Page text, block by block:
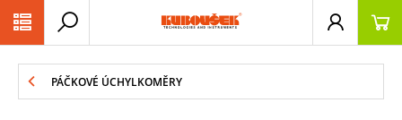
PÁČKOVÉ ÚCHYLKOMĚRY